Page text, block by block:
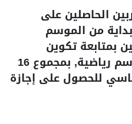
الحاصلين على
من الموسم
2027, ملزمين بمتابعة تكوين
متواصل مرة كل ثلاث مواسم رياضية, بمجموع 16
للحصول على إجازة